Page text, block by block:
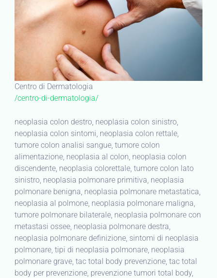
Centro di Dermatologia
/centro-di-dermatologia/
neoplasia colon destro, neoplasia colon sinistro,
neoplasia colon sintomi, neoplasia colon rettale,
tumore colon analisi sangue, tumore colon
alimentazione, neoplasia al colon, neoplasia colon
discendente, neoplasia colorettale, tumore colon lato
sinistro, neoplasia polmonare primitiva, neoplasia
polmonare benigna, neoplasia polmonare metastatica,
neoplasia al polmone, neoplasia polmonare maligna,
tumore polmonare bilaterale, neoplasia polmonare con
metastasi ossee, neoplasia polmonare destra,
neoplasia polmonare definizione, sintomi di neoplasia
polmonare, tipi di neoplasia polmonare, neoplasia
polmonare grave, tac total body prevenzione, tac total
body per prevenzione, prevenzione tumori total body,